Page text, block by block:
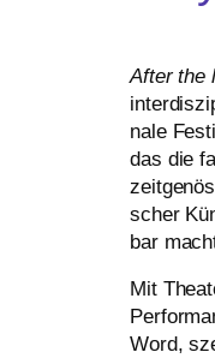
After the
na­le
das die
scher
bar
Mit
Word,